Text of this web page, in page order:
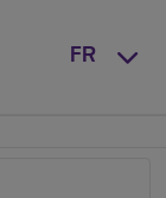
FR